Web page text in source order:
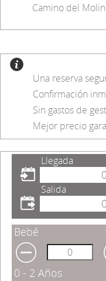
Camino del
Una reserva
Confirmación
Sin gastos de
Mejor precio
Llegada
Salida
Bebé
0 - 2 Años